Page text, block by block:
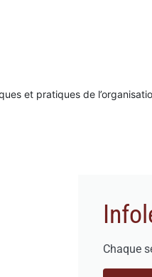
et pratiques de
Chaque